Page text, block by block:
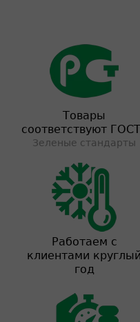
Товары
соответствуют
Зеленые стандарты
Работаем с
клиентами круглый
год